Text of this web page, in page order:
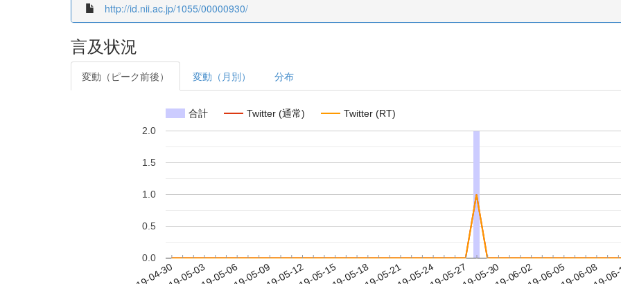
http://id.nii.ac.jp/1055/00000930/
言及状況
変動（ピーク前後） 変動（月別） 分布
合計 Twitter (通常) Twitter (RT)
0.0
0.5
1.0
1.5
2.0